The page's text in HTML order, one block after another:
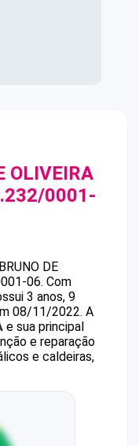
OLIVEIRA
0001-
DE
06. Com
3 anos, 9
08/11/2022. A
e sua principal
e reparação
e caldeiras,